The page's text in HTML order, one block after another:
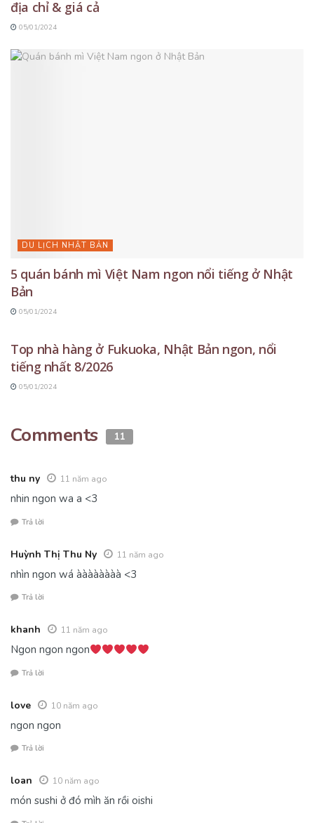
địa chỉ & giá cả
05/01/2024
DU LỊCH NHẬT BẢN
5 quán bánh mì Việt Nam ngon nổi tiếng ở Nhật
Bản
05/01/2024
Top nhà hàng ở Fukuoka, Nhật Bản ngon, nổi
tiếng nhất 8/2026
05/01/2024
Comments 11
thu ny 11 năm ago
nhin ngon wa a <3
Trả lời
Huỳnh Thị Thu Ny 11 năm ago
nhìn ngon wá àààààààà <3
Trả lời
khanh 11 năm ago
Ngon ngon ngon
Trả lời
love 10 năm ago
ngon ngon
Trả lời
loan 10 năm ago
món sushi ở đó mìh ăn rồi oishi